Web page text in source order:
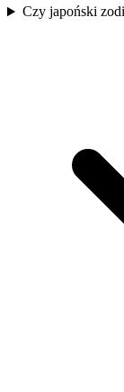
Czy japoński